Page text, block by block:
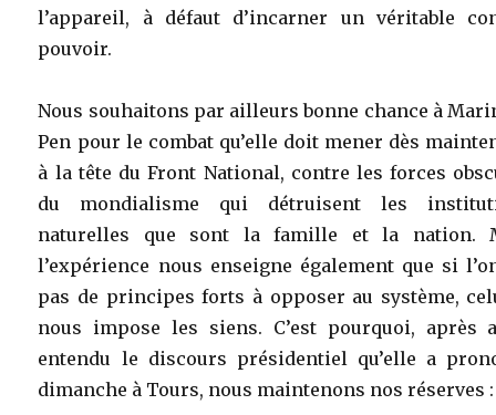
l’appareil, à défaut d’incarner un véritable
pouvoir.
Nous souhaitons par ailleurs bonne chance à
Pen pour le combat qu’elle doit mener dès
à la tête du Front National, contre les forces
du mondialisme qui détruisent les
naturelles que sont la famille et la nation.
l’expérience nous enseigne également que si
pas de principes forts à opposer au système,
nous impose les siens. C’est pourquoi, après
entendu le discours présidentiel qu’elle a
dimanche à Tours, nous maintenons nos réserves :